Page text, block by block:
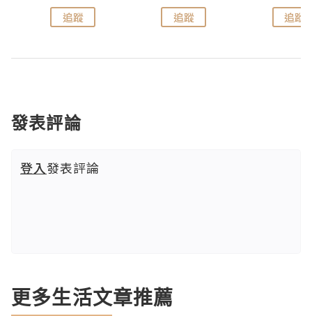
追蹤 追蹤 追蹤
發表評論
登入發表評論
更多生活文章推薦